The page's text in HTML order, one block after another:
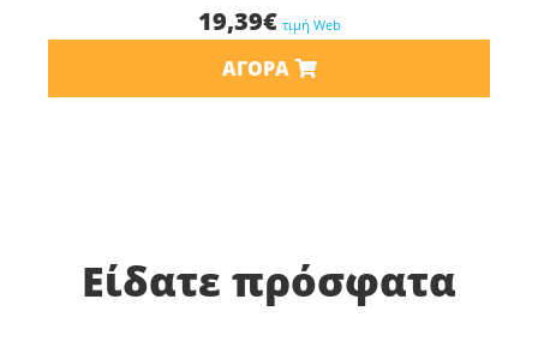
19,39€ τιμή Web
ΑΓΟΡΆ
Είδατε πρόσφατα